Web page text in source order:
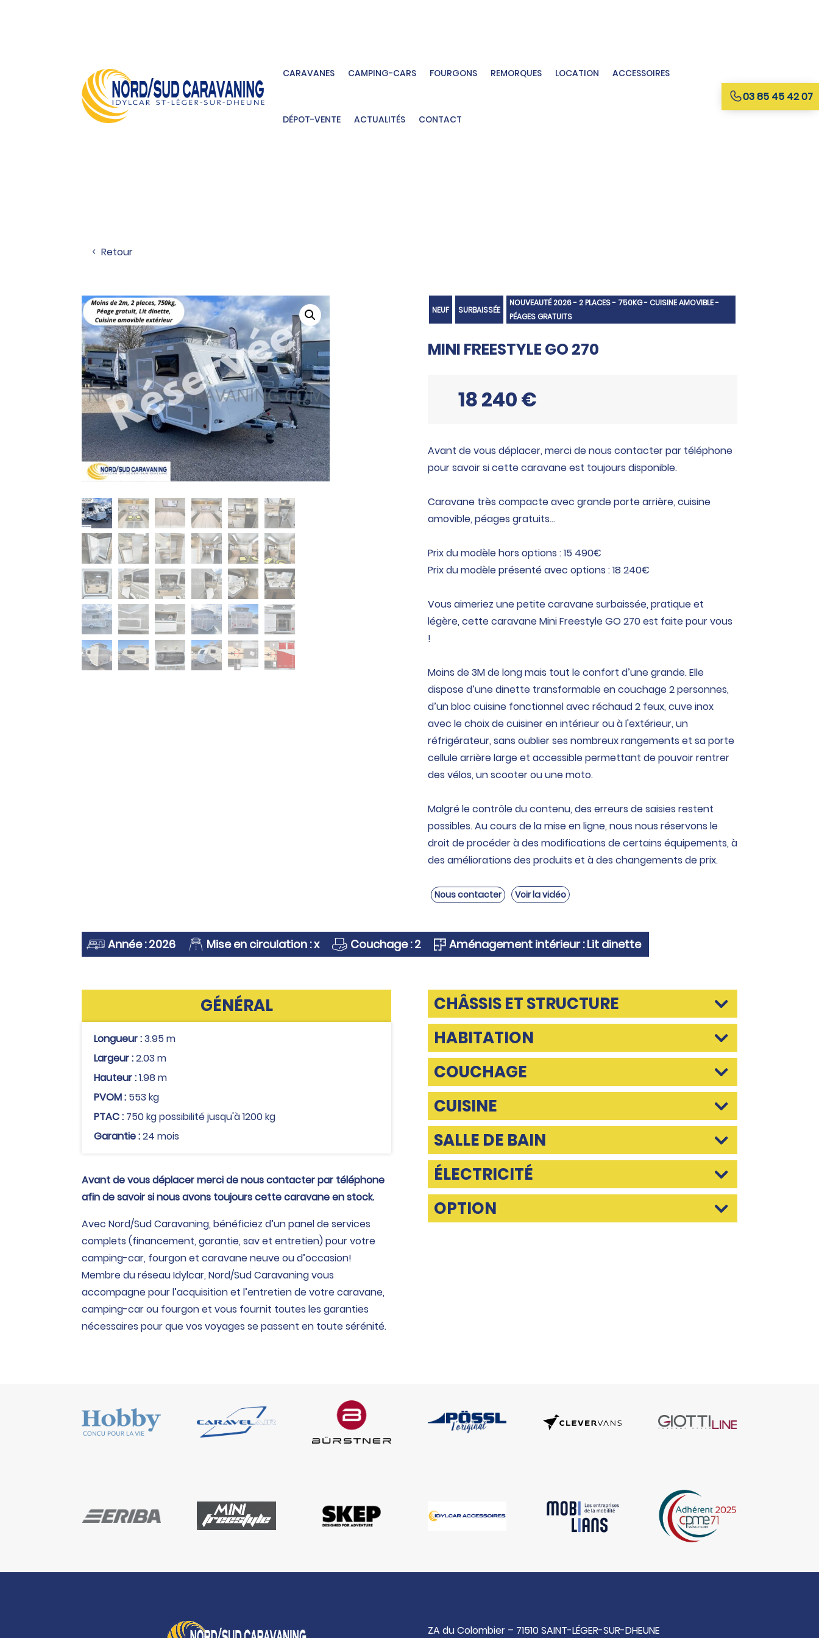
CARAVANES CAMPING-CARS FOURGONS REMORQUES LOCATION ACCESSOIRES
DÉPOT-VENTE ACTUALITÉS CONTACT
03 85 45 42 07
Retour
NEUF SURBAISSÉE
NOUVEAUTÉ 2026 - 2 PLACES - 750KG - CUISINE AMOVIBLE -
PÉAGES GRATUITS
MINI FREESTYLE GO 270
18 240 €
Avant de vous déplacer, merci de nous contacter par téléphone
pour savoir si cette caravane est toujours disponible.
Caravane très compacte avec grande porte arrière, cuisine
amovible, péages gratuits...
Prix du modèle hors options : 15 490€
Prix du modèle présenté avec options : 18 240€
Vous aimeriez une petite caravane surbaissée, pratique et
légère, cette caravane Mini Freestyle GO 270 est faite pour vous
!
Moins de 3M de long mais tout le confort d’une grande. Elle
dispose d’une dinette transformable en couchage 2 personnes,
d’un bloc cuisine fonctionnel avec réchaud 2 feux, cuve inox
avec le choix de cuisiner en intérieur ou à l'extérieur, un
réfrigérateur, sans oublier ses nombreux rangements et sa porte
cellule arrière large et accessible permettant de pouvoir rentrer
des vélos, un scooter ou une moto.
Malgré le contrôle du contenu, des erreurs de saisies restent
possibles. Au cours de la mise en ligne, nous nous réservons le
droit de procéder à des modifications de certains équipements, à
des améliorations des produits et à des changements de prix.
Nous contacter Voir la vidéo
Année : 2026 Mise en circulation : x Couchage : 2 Aménagement intérieur : Lit dinette
GÉNÉRAL
Longueur :3.95 m
Largeur :2.03 m
Hauteur :1.98 m
PVOM : 553 kg
PTAC : 750 kg possibilité jusqu'à 1200 kg
Garantie :24 mois
Avant de vous déplacer merci de nous contacter par téléphone
afin de savoir si nous avons toujours cette caravane en stock.
Avec Nord/Sud Caravaning, bénéficiez d’un panel de services
complets (financement, garantie, sav et entretien) pour votre
camping-car, fourgon et caravane neuve ou d’occasion!
Membre du réseau Idylcar, Nord/Sud Caravaning vous
accompagne pour l’acquisition et l’entretien de votre caravane,
camping-car ou fourgon et vous fournit toutes les garanties
nécessaires pour que vos voyages se passent en toute sérénité.
CHÂSSIS ET STRUCTURE
HABITATION
COUCHAGE
CUISINE
SALLE DE BAIN
ÉLECTRICITÉ
OPTION
ZA du Colombier – 71510 SAINT-LÉGER-SUR-DHEUNE